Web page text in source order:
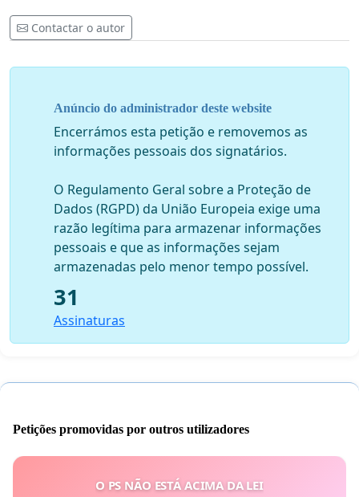
Contactar o autor
Anúncio do administrador deste website
Encerrámos esta petição e removemos as
informações pessoais dos signatários.
O Regulamento Geral sobre a Proteção de
Dados (RGPD) da União Europeia exige uma
razão legítima para armazenar informações
pessoais e que as informações sejam
armazenadas pelo menor tempo possível.
31
Assinaturas
Petições promovidas por outros utilizadores
O PS NÃO ESTÁ ACIMA DA LEI